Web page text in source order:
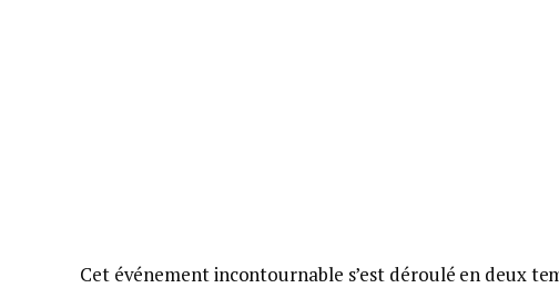
Cet événement incontournable s’est déroulé en deux